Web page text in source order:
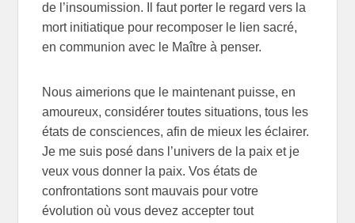
de l’insoumission. Il faut porter le regard vers la
mort initiatique pour recomposer le lien sacré,
en communion avec le Maître à penser.
Nous aimerions que le maintenant puisse, en
amoureux, considérer toutes situations, tous les
états de consciences, afin de mieux les éclairer.
Je me suis posé dans l’univers de la paix et je
veux vous donner la paix. Vos états de
confrontations sont mauvais pour votre
évolution où vous devez accepter tout